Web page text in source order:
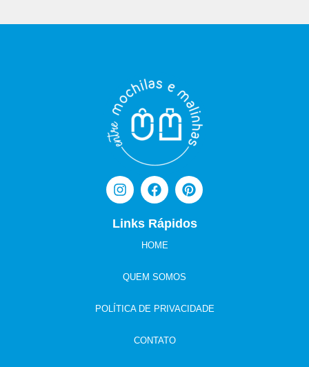
Links Rápidos
HOME
QUEM SOMOS
POLÍTICA DE PRIVACIDADE
CONTATO